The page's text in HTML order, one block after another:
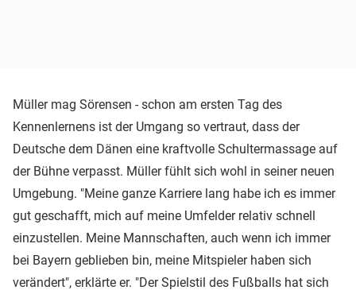
Müller mag Sörensen - schon am ersten Tag des
Kennenlernens ist der Umgang so vertraut, dass der
Deutsche dem Dänen eine kraftvolle Schultermassage auf
der Bühne verpasst. Müller fühlt sich wohl in seiner neuen
Umgebung. "Meine ganze Karriere lang habe ich es immer
gut geschafft, mich auf meine Umfelder relativ schnell
einzustellen. Meine Mannschaften, auch wenn ich immer
bei Bayern geblieben bin, meine Mitspieler haben sich
verändert", erklärte er. "Der Spielstil des Fußballs hat sich